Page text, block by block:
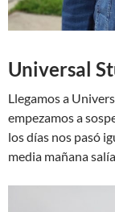
Universal
Llegamos a
empezamos a
los días nos pasó
media mañana